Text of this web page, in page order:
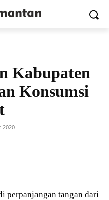
Kabupaten
Konsumsi
2020
perpanjangan tangan dari